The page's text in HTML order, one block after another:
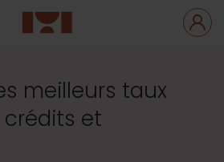
meilleurs taux
crédits et